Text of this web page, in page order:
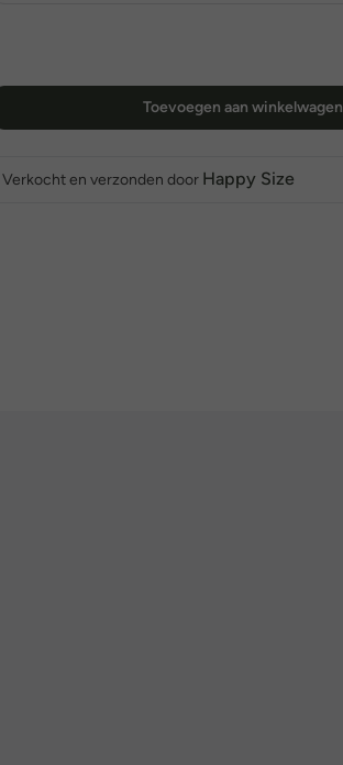
Toevoegen aan winkelwagen
Verkocht en verzonden door Happy Size